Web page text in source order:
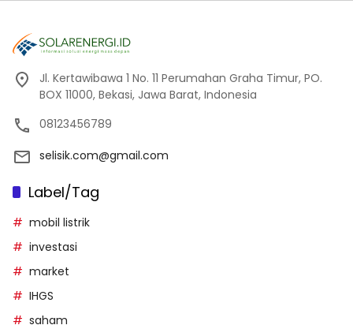
Jl. Kertawibawa 1 No. 11 Perumahan Graha Timur, PO.
BOX 11000, Bekasi, Jawa Barat, Indonesia
08123456789
selisik.com@gmail.com
Label/Tag
mobil listrik
investasi
market
IHGS
saham